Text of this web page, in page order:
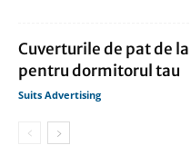
Cuverturile de pat de
pentru dormitorul tau
Suits Advertising